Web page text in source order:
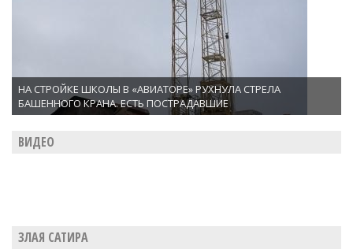
НА СТРОЙКЕ ШКОЛЫ В «АВИАТОРЕ» РУХНУЛА СТРЕЛА
БАШЕННОГО КРАНА. ЕСТЬ ПОСТРАДАВШИЕ
ВИДЕО
ЗЛАЯ САТИРА